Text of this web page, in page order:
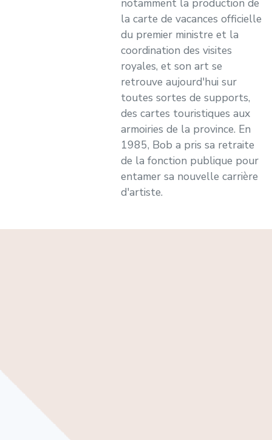
la carte de vacances officielle
du premier ministre et la
coordination des visites
royales, et son art se
retrouve aujourd'hui sur
toutes sortes de supports,
des cartes touristiques aux
armoiries de la province. En
1985, Bob a pris sa retraite
de la fonction publique pour
entamer sa nouvelle carrière
d'artiste.